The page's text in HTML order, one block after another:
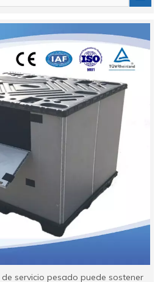
servicio pesado puede sostener